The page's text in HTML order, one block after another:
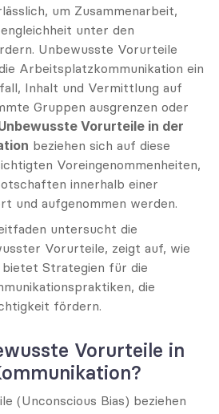
um Zusammenarbeit,
unter den
Unbewusste Vorurteile
Arbeitsplatzkommunikation ein
Inhalt und Vermittlung auf
Gruppen ausgrenzen oder
Vorurteile in der
beziehen sich auf diese
Voreingenommenheiten,
innerhalb einer
und aufgenommen werden.
untersucht die
Vorurteile, zeigt auf, wie
bietet Strategien für die
die
fördern.
Vorurteile in
(Unconscious Bias) beziehen